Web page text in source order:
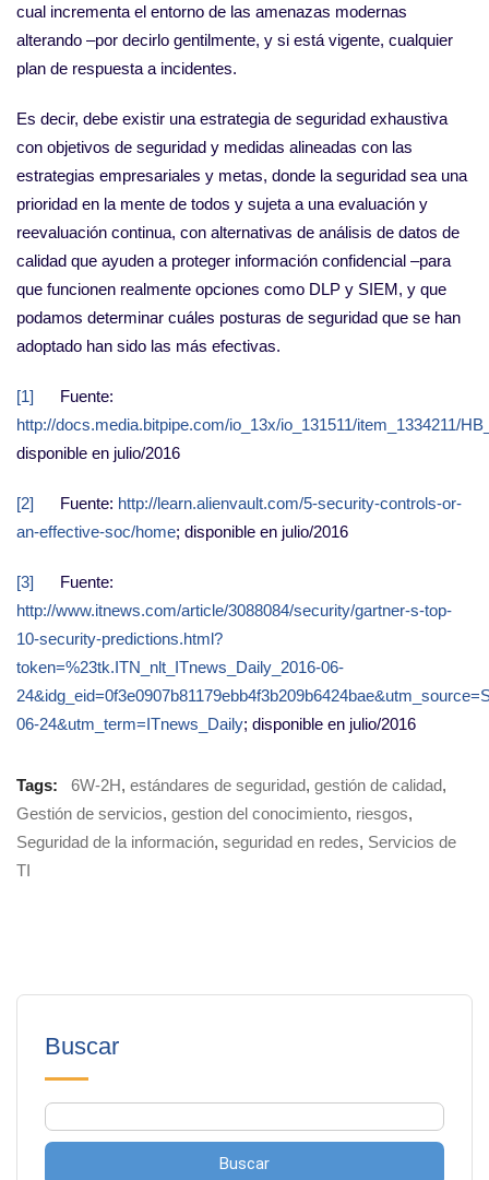
cual incrementa el entorno de las amenazas modernas
alterando –por decirlo gentilmente, y si está vigente, cualquier
plan de respuesta a incidentes.
Es decir, debe existir una estrategia de seguridad exhaustiva
con objetivos de seguridad y medidas alineadas con las
estrategias empresariales y metas, donde la seguridad sea una
prioridad en la mente de todos y sujeta a una evaluación y
reevaluación continua, con alternativas de análisis de datos de
calidad que ayuden a proteger información confidencial –para
que funcionen realmente opciones como DLP y SIEM, y que
podamos determinar cuáles posturas de seguridad que se han
adoptado han sido las más efectivas.
[1] Fuente:
http://docs.media.bitpipe.com/io_13x/io_131511/item_1334211/
disponible en julio/2016
[2] Fuente: http://learn.alienvault.com/5-security-controls-or-
an-effective-soc/home; disponible en julio/2016
[3] Fuente:
http://www.itnews.com/article/3088084/security/gartner-s-top-
10-security-predictions.html?
token=%23tk.ITN_nlt_ITnews_Daily_2016-06-
06-24&utm_term=ITnews_Daily; disponible en julio/2016
Tags: 6W-2H, estándares de seguridad, gestión de calidad,
Gestión de servicios, gestion del conocimiento, riesgos,
Seguridad de la información, seguridad en redes, Servicios de
TI
Buscar
Buscar